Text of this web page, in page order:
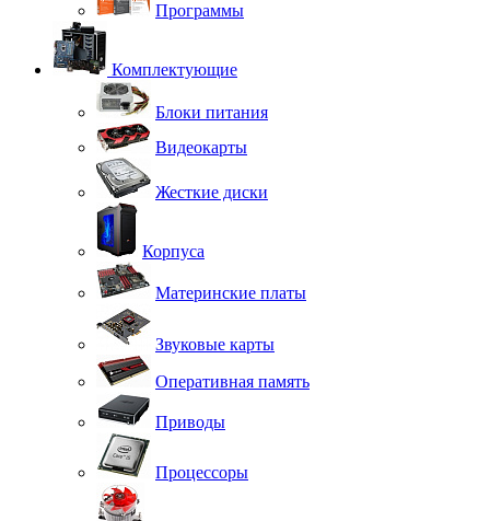
Программы
Комплектующие
Блоки питания
Видеокарты
Жесткие диски
Корпуса
Материнские платы
Звуковые карты
Оперативная память
Приводы
Процессоры